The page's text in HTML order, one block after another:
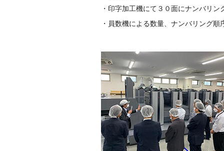
・ 印字加工機にて３０面にナンバリン
・ 員数機による数量、ナンバリング順